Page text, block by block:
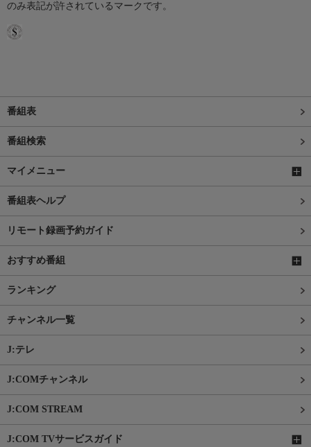
のみ表記が許されているマークです。
番組表
番組検索
マイメニュー
番組表ヘルプ
リモート録画予約ガイド
おすすめ番組
ランキング
チャンネル一覧
J:テレ
J:COMチャンネル
J:COM STREAM
J:COM TVサービスガイド